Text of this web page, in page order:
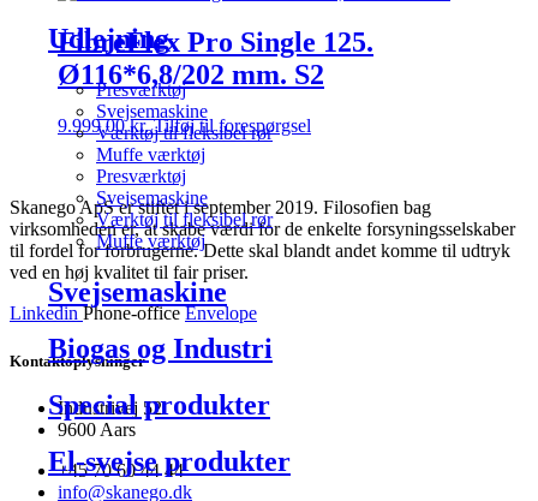
Udlejning
Presværktøj
Svejsemaskine
Værktøj til fleksibel rør
Muffe værktøj
Presværktøj
Svejsemaskine
Værktøj til fleksibel rør
Muffe værktøj
Svejsemaskine
Biogas og Industri
Special produkter
El-svejse produkter
FibreFlex Pro Single 125.
Ø116*6,8/202 mm. S2
9.999,00kr. Tilføj til forespørgsel
Skanego ApS er stiftet i september 2019. Filosofien bag
virksomheden er, at skabe værdi for de enkelte forsyningsselskaber
til fordel for forbrugerne. Dette skal blandt andet komme til udtryk
ved en høj kvalitet til fair priser.
Linkedin Phone-office Envelope
Kontaktoplysninger
Industrivej 52
9600 Aars
+45 70 60 44 44
info@skanego.dk